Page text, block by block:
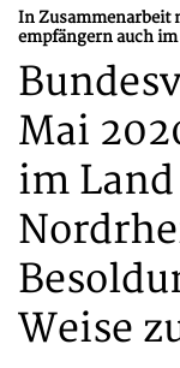
In Zusammenarbeit
empfängern auch
Mai
im
Weise